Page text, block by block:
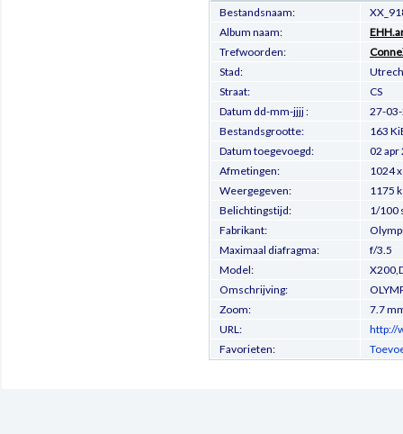
Bestandsnaam:
Album naam:
Trefwoorden:
Stad:
Straat:
CS
Datum dd-mm-jjjj :
27-
Bestandsgrootte:
163
Datum toegevoegd:
02 apr
Afmetingen:
1024
Weergegeven:
1175
Belichtingstijd:
1/100
Fabrikant:
Maximaal diafragma:
f/3.5
Model:
Omschrijving:
Zoom:
7.7
URL:
http://
Favorieten: